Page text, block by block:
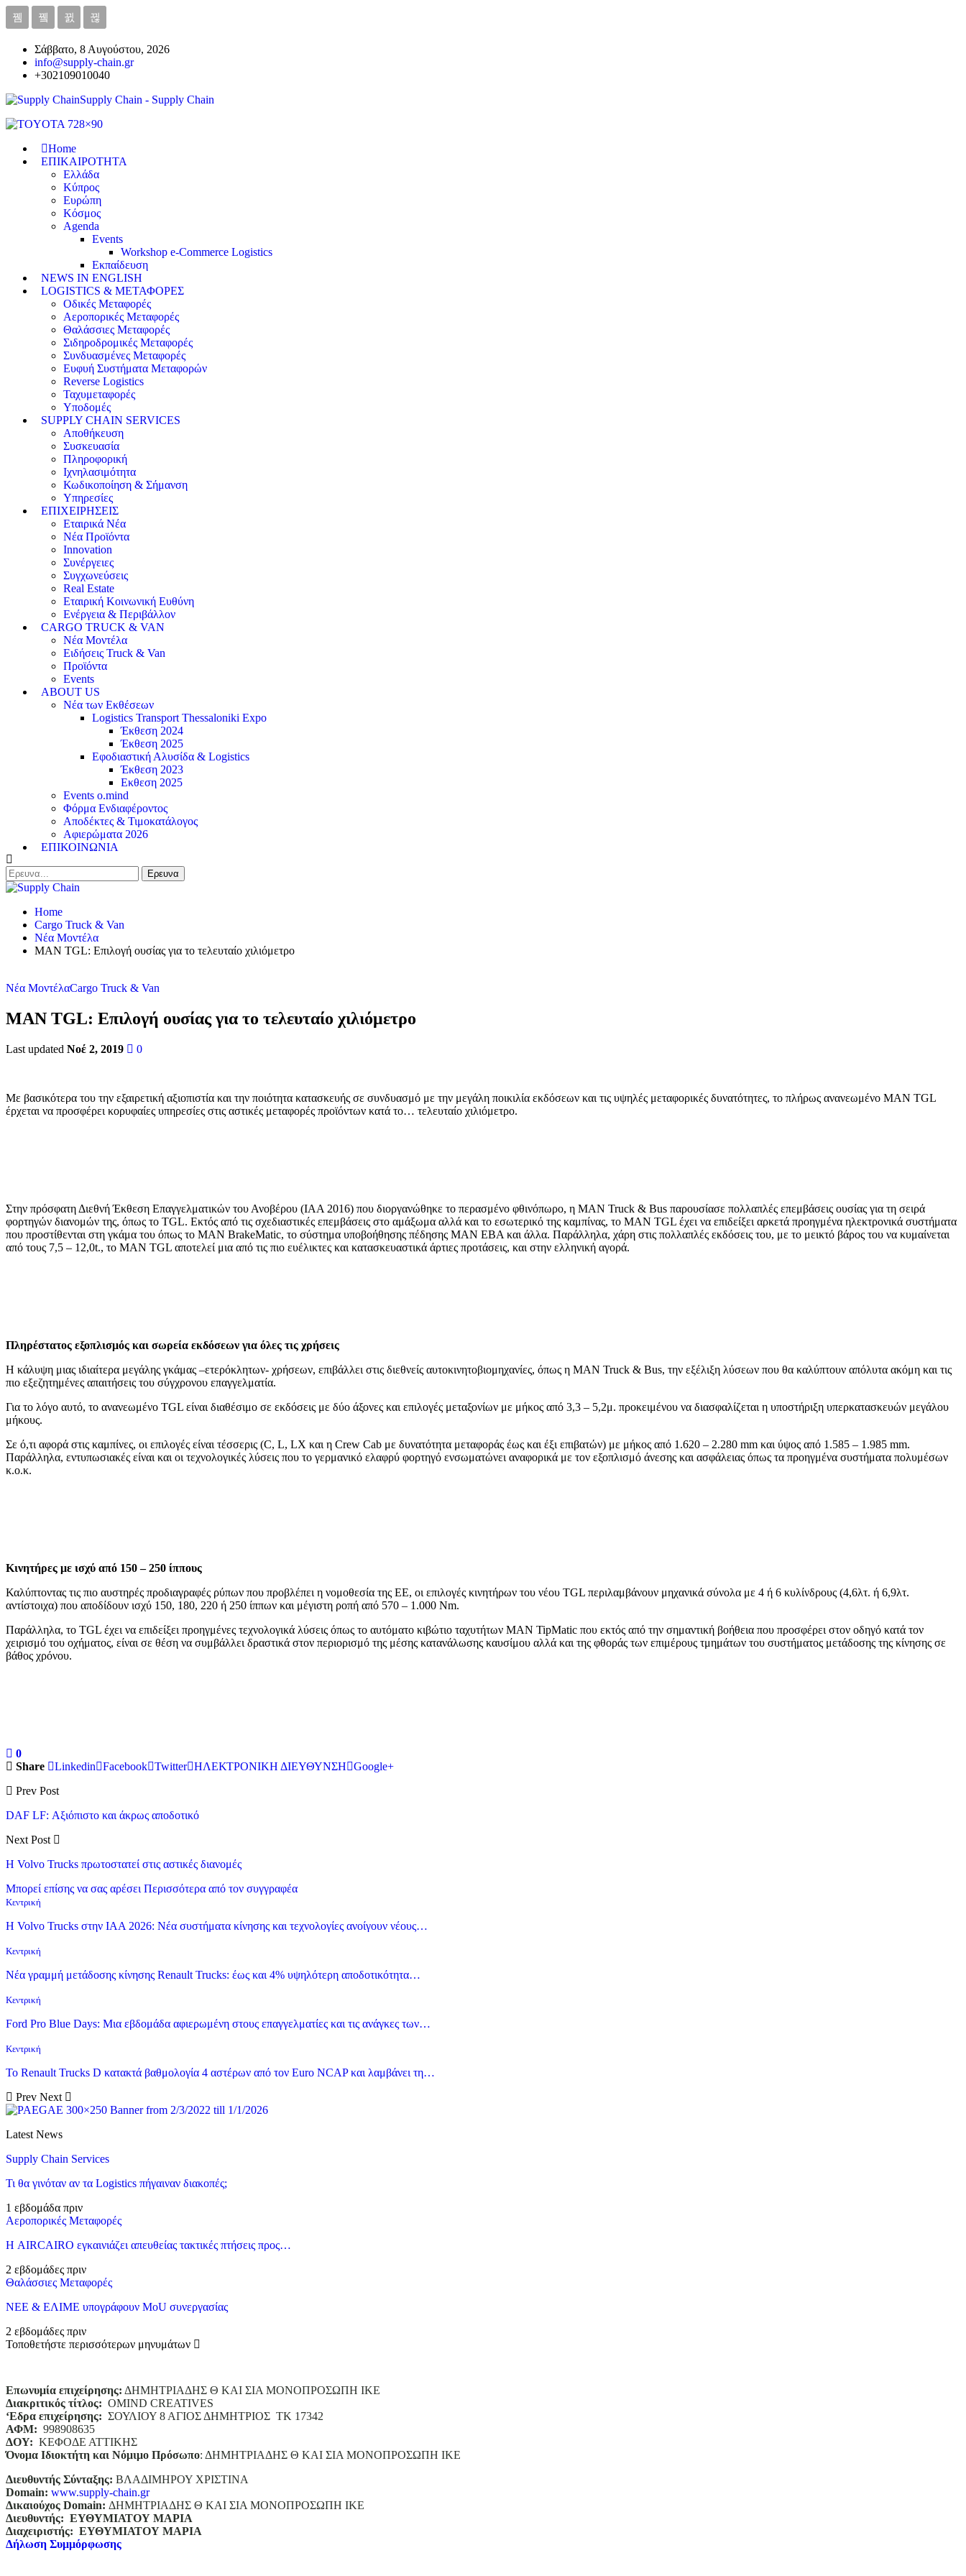
Σάββατο, 8 Αυγούστου, 2026
info@supply-chain.gr
+302109010040
Supply Chain - Supply Chain
Home
ΕΠΙΚΑΙΡΟΤΗΤΑ
Ελλάδα
Κύπρος
Ευρώπη
Κόσμος
Agenda
Events
Workshop e-Commerce Logistics
Εκπαίδευση
NEWS IN ENGLISH
LOGISTICS & ΜΕΤΑΦΟΡΕΣ
Οδικές Μεταφορές
Αεροπορικές Μεταφορές
Θαλάσσιες Μεταφορές
Σιδηροδρομικές Μεταφορές
Συνδυασμένες Μεταφορές
Ευφυή Συστήματα Μεταφορών
Reverse Logistics
Ταχυμεταφορές
Υποδομές
SUPPLY CHAIN SERVICES
Αποθήκευση
Συσκευασία
Πληροφορική
Ιχνηλασιμότητα
Κωδικοποίηση & Σήμανση
Υπηρεσίες
ΕΠΙΧΕΙΡΗΣΕΙΣ
Εταιρικά Νέα
Νέα Προϊόντα
Innovation
Συνέργειες
Συγχωνεύσεις
Real Estate
Εταιρική Κοινωνική Ευθύνη
Ενέργεια & Περιβάλλον
CARGO TRUCK & VAN
Νέα Μοντέλα
Ειδήσεις Truck & Van
Προϊόντα
Events
ABOUT US
Νέα των Εκθέσεων
Logistics Transport Thessaloniki Expo
Έκθεση 2024
Έκθεση 2025
Εφοδιαστική Αλυσίδα & Logistics
Έκθεση 2023
Εκθεση 2025
Events o.mind
Φόρμα Ενδιαφέροντος
Αποδέκτες & Τιμοκατάλογος
Αφιερώματα 2026
ΕΠΙΚΟΙΝΩΝΙΑ
Home
Cargo Truck & Van
Νέα Μοντέλα
ΜΑΝ TGL: Επιλογή ουσίας για το τελευταίο χιλιόμετρο
Νέα ΜοντέλαCargo Truck & Van
ΜΑΝ TGL: Επιλογή ουσίας για το τελευταίο χιλιόμετρο
Last updated Νοέ 2, 2019 0
Με βασικότερα του την εξαιρετική αξιοπιστία και την ποιότητα κατασκευής σε συνδυασμό με την μεγάλη ποικιλία εκδόσεων και τις υψηλές μεταφορικές δυνατότητες, το πλήρως ανανεωμένο MAN TGL
έρχεται να προσφέρει κορυφαίες υπηρεσίες στις αστικές μεταφορές προϊόντων κατά το… τελευταίο χιλιόμετρο.
Στην πρόσφατη Διεθνή Έκθεση Επαγγελματικών του Ανοβέρου (ΙΑΑ 2016) που διοργανώθηκε το περασμένο φθινόπωρο, η MAN Truck & Bus παρουσίασε πολλαπλές επεμβάσεις ουσίας για τη σειρά
φορτηγών διανομών της, όπως το TGL. Εκτός από τις σχεδιαστικές επεμβάσεις στο αμάξωμα αλλά και το εσωτερικό της καμπίνας, το MAN TGL έχει να επιδείξει αρκετά προηγμένα ηλεκτρονικά συστήματα
που προστίθενται στη γκάμα του όπως το MAN BrakeMatic, το σύστημα υποβοήθησης πέδησης MAN EBA και άλλα. Παράλληλα, χάρη στις πολλαπλές εκδόσεις του, με το μεικτό βάρος του να κυμαίνεται
από τους 7,5 – 12,0t., το MAN TGL αποτελεί μια από τις πιο ευέλικτες και κατασκευαστικά άρτιες προτάσεις, και στην ελληνική αγορά.
Πληρέστατος εξοπλισμός και σωρεία εκδόσεων για όλες τις χρήσεις
Η κάλυψη μιας ιδιαίτερα μεγάλης γκάμας –ετερόκλητων- χρήσεων, επιβάλλει στις διεθνείς αυτοκινητοβιομηχανίες, όπως η MAN Truck & Bus, την εξέλιξη λύσεων που θα καλύπτουν απόλυτα ακόμη και τις
πιο εξεζητημένες απαιτήσεις του σύγχρονου επαγγελματία.
Για το λόγο αυτό, το ανανεωμένο TGL είναι διαθέσιμο σε εκδόσεις με δύο άξονες και επιλογές μεταξονίων με μήκος από 3,3 – 5,2μ. προκειμένου να διασφαλίζεται η υποστήριξη υπερκατασκευών μεγάλου
μήκους.
Σε ό,τι αφορά στις καμπίνες, οι επιλογές είναι τέσσερις (C, L, LX και η Crew Cab με δυνατότητα μεταφοράς έως και έξι επιβατών) με μήκος από 1.620 – 2.280 mm και ύψος από 1.585 – 1.985 mm.
Παράλληλα, εντυπωσιακές είναι και οι τεχνολογικές λύσεις που το γερμανικό ελαφρύ φορτηγό ενσωματώνει αναφορικά με τον εξοπλισμό άνεσης και ασφάλειας όπως τα προηγμένα συστήματα πολυμέσων
κ.ο.κ.
Κινητήρες με ισχύ από 150 – 250 ίππους
Καλύπτοντας τις πιο αυστηρές προδιαγραφές ρύπων που προβλέπει η νομοθεσία της ΕΕ, οι επιλογές κινητήρων του νέου TGL περιλαμβάνουν μηχανικά σύνολα με 4 ή 6 κυλίνδρους (4,6λτ. ή 6,9λτ.
αντίστοιχα) που αποδίδουν ισχύ 150, 180, 220 ή 250 ίππων και μέγιστη ροπή από 570 – 1.000 Nm.
Παράλληλα, το TGL έχει να επιδείξει προηγμένες τεχνολογικά λύσεις όπως το αυτόματο κιβώτιο ταχυτήτων MAN TipMatic που εκτός από την σημαντική βοήθεια που προσφέρει στον οδηγό κατά τον
χειρισμό του οχήματος, είναι σε θέση να συμβάλλει δραστικά στον περιορισμό της μέσης κατανάλωσης καυσίμου αλλά και της φθοράς των επιμέρους τμημάτων του συστήματος μετάδοσης της κίνησης σε
βάθος χρόνου.
0
Share
Linkedin Facebook Twitter ΗΛΕΚΤΡΟΝΙΚΗ ΔΙΕΥΘΥΝΣΗ
Google+
Prev Post
DAF LF: Αξιόπιστο και άκρως αποδοτικό
Next Post
Η Volvo Trucks πρωτοστατεί στις αστικές διανομές
Μπορεί επίσης να σας αρέσει Περισσότερα από τον συγγραφέα
Κεντρική
Η Volvo Trucks στην IAA 2026: Νέα συστήματα κίνησης και τεχνολογίες ανοίγουν νέους…
Κεντρική
Νέα γραμμή μετάδοσης κίνησης Renault Trucks: έως και 4% υψηλότερη αποδοτικότητα…
Κεντρική
Ford Pro Blue Days: Μια εβδομάδα αφιερωμένη στους επαγγελματίες και τις ανάγκες των…
Κεντρική
Το Renault Trucks D κατακτά βαθμολογία 4 αστέρων από τον Euro NCAP και λαμβάνει τη…
Prev Next
Latest News
Supply Chain Services
Τι θα γινόταν αν τα Logistics πήγαιναν διακοπές;
1 εβδομάδα πριν
Αεροπορικές Μεταφορές
Η AIRCAIRO εγκαινιάζει απευθείας τακτικές πτήσεις προς…
2 εβδομάδες πριν
Θαλάσσιες Μεταφορές
ΝΕΕ & ΕΛΙΜΕ υπογράφουν MoU συνεργασίας
2 εβδομάδες πριν
Τοποθετήστε περισσότερων μηνυμάτων
Επωνυμία επιχείρησης: ΔΗΜΗΤΡΙΑΔΗΣ Θ ΚΑΙ ΣΙΑ ΜΟΝΟΠΡΟΣΩΠΗ ΙΚΕ
Διακριτικός τίτλος: ΟΜΙΝD CREATIVES
‘Eδρα επιχείρησης: ΣΟΥΛΙΟΥ 8 ΑΓΙΟΣ ΔΗΜΗΤΡΙΟΣ ΤΚ 17342
ΑΦΜ: 998908635
ΔΟΥ: ΚΕΦΟΔΕ ΑΤΤΙΚΗΣ
Όνομα Ιδιοκτήτη και Νόμιμο Πρόσωπο: ΔΗΜΗΤΡΙΑΔΗΣ Θ ΚΑΙ ΣΙΑ ΜΟΝΟΠΡΟΣΩΠΗ ΙΚΕ
Διευθυντής Σύνταξης: ΒΛΑΔΙΜΗΡΟΥ ΧΡΙΣΤΙΝΑ
Domain: www.supply-chain.gr
Δικαιούχος Domain: ΔΗΜΗΤΡΙΑΔΗΣ Θ ΚΑΙ ΣΙΑ ΜΟΝΟΠΡΟΣΩΠΗ ΙΚΕ
Διευθυντής: ΕΥΘΥΜΙΑΤΟΥ ΜΑΡΙΑ
Διαχειριστής: ΕΥΘΥΜΙΑΤΟΥ ΜΑΡΙΑ
Δήλωση Συμμόρφωσης